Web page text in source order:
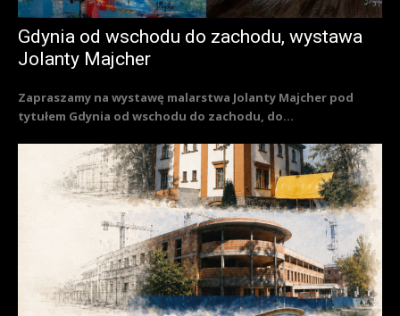
Gdynia od wschodu do zachodu, wystawa
Jolanty Majcher
Zapraszamy na wystawę malarstwa Jolanty Majcher pod
tytułem Gdynia od wschodu do zachodu, do...